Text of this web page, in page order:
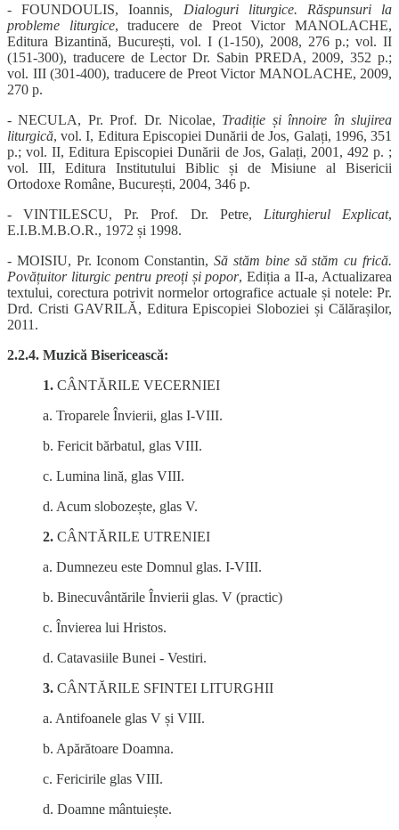
- FOUNDOULIS, Ioannis , Dialoguri liturgice. Răspunsuri la
probleme liturgice, traducere de Preot Victor MANOLACHE,
Editura Bizantină, București, vol. I (1-150), 2008, 276 p.; vol. II
(151-300), traducere de Lector Dr. Sabin PREDA, 2009, 352 p.;
vol. III (301-400), traducere de Preot Victor MANOLACHE, 2009,
270 p.
- NECULA, Pr. Prof. Dr. Nicolae, Tradiție și înnoire în slujirea
liturgică, vol. I, Editura Episcopiei Dunării de Jos, Galați, 1996, 351
p.; vol. II, Editura Episcopiei Dunării de Jos, Galați, 2001, 492 p. ;
vol. III, Editura Institutului Biblic și de Misiune al Bisericii
Ortodoxe Române, București, 2004, 346 p.
- VINTILESCU, Pr. Prof. Dr. Petre, Liturghierul Explicat,
E.I.B.M.B.O.R., 1972 și 1998.
- MOISIU, Pr. Iconom Constantin,Să stăm bine să stăm cu frică.
Povățuitor liturgic pentru preoți și popor, Ediția a II-a, Actualizarea
textului, corectura potrivit normelor ortografice actuale și notele: Pr.
Drd. Cristi GAVRILĂ, Editura Episcopiei Sloboziei și Călărașilor,
2011.
2.2.4. Muzică Bisericească:
1. CÂNTĂRILE VECERNIEI
a. Troparele Învierii, glas I-VIII.
b. Fericit bărbatul, glas VIII.
c. Lumina lină, glas VIII.
d. Acum slobozește, glas V.
2. CÂNTĂRILE UTRENIEI
a. Dumnezeu este Domnul glas. I-VIII.
b. Binecuvântările Învierii glas. V (practic)
c. Învierea lui Hristos.
d. Catavasiile Bunei - Vestiri.
3. CÂNTĂRILE SFINTEI LITURGHII
a. Antifoanele glas V și VIII.
b. Apărătoare Doamna.
c. Fericirile glas VIII.
d. Doamne mântuiește.